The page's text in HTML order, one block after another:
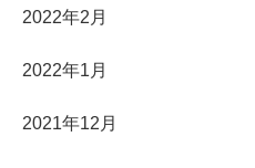
2022年2月
2022年1月
2021年12月